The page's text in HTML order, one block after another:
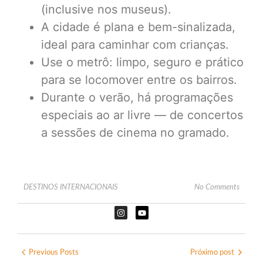
(inclusive nos museus).
A cidade é plana e bem-sinalizada,
ideal para caminhar com crianças.
Use o metrô: limpo, seguro e prático
para se locomover entre os bairros.
Durante o verão, há programações
especiais ao ar livre — de concertos
a sessões de cinema no gramado.
DESTINOS INTERNACIONAIS No Comments
Previous Posts Próximo post